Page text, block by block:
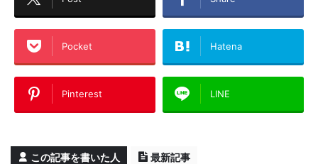
Pocket Hatena
Pinterest LINE
この記事を書いた人 最新記事